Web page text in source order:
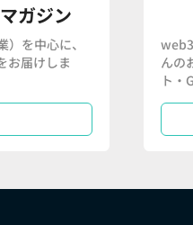
ガジン
を中心に、
お届けしま
んの
ト・